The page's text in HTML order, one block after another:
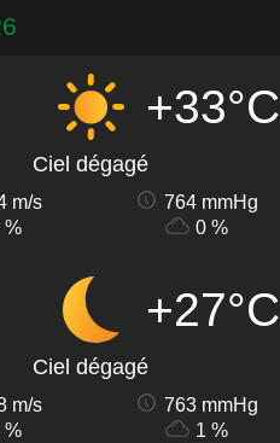
+33°C
Ciel dégagé
m/s
764 mmHg
%
0 %
+27°C
Ciel dégagé
m/s
763 mmHg
%
1 %